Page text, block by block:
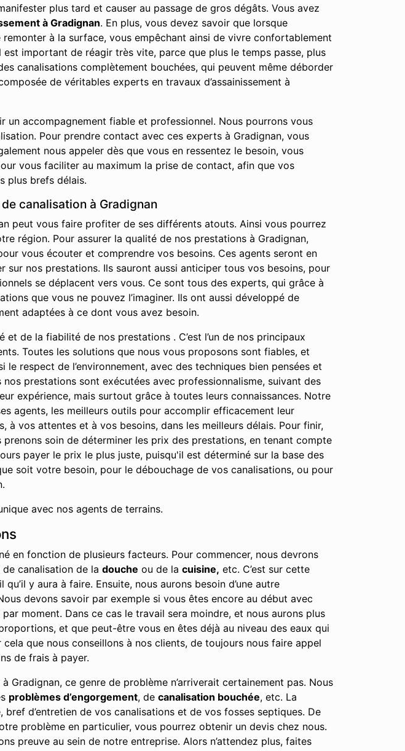
plus tard et causer au passage de gros dégâts. Vous avez
à Gradignan. En plus, vous devez savoir que lorsque
à la surface, vous empêchant ainsi de vivre confortablement
important de réagir très vite, parce que plus le temps passe, plus
canalisations complètement bouchées, qui peuvent même déborder
de véritables experts en travaux d’assainissement à
accompagnement fiable et professionnel. Nous pourrons vous
Pour prendre contact avec ces experts à Gradignan, vous
nous appeler dès que vous en ressentez le besoin, vous
vous faciliter au maximum la prise de contact, afin que vos
plus brefs délais.
canalisation à Gradignan
peut vous faire profiter de ses différents atouts. Ainsi vous pourrez
région. Pour assurer la qualité de nos prestations à Gradignan,
vous écouter et comprendre vos besoins. Ces agents seront en
nos prestations. Ils sauront aussi anticiper tous vos besoins, pour
se déplacent vers vous. Ce sont tous des experts, qui grâce à
que vous ne pouvez l’imaginer. Ils ont aussi développé de
adaptées à ce dont vous avez besoin.
de la fiabilité de nos prestations . C’est l’un de nos principaux
Toutes les solutions que nous vous proposons sont fiables, et
respect de l’environnement, avec des techniques bien pensées et
prestations sont exécutées avec professionnalisme, suivant des
expérience, mais surtout grâce à toutes leurs connaissances. Notre
agents, les meilleurs outils pour accomplir efficacement leur
à vos attentes et à vos besoins, dans les meilleurs délais. Pour finir,
prenons soin de déterminer les prix des prestations, en tenant compte
payer le prix le plus juste, puisqu'il est déterminé sur la base des
soit votre besoin, pour le débouchage de vos canalisations, ou pour
avec nos agents de terrains.
en fonction de plusieurs facteurs. Pour commencer, nous devrons
de canalisation de la douche ou de la cuisine, etc. C’est sur cette
y aura à faire. Ensuite, nous aurons besoin d’une autre
devons savoir par exemple si vous êtes encore au début avec
moment. Dans ce cas le travail sera moindre, et nous aurons plus
et que peut-être vous en êtes déjà au niveau des eaux qui
que nous conseillons à nos clients, de toujours nous faire appel
de frais à payer.
Gradignan, ce genre de problème n’arriverait certainement pas. Nous
problèmes d’engorgement, de canalisation bouchée, etc. La
d’entretien de vos canalisations et de vos fosses septiques. De
problème en particulier, vous pourrez obtenir un devis chez nous.
preuve au sein de notre entreprise. Alors n’attendez plus, faites